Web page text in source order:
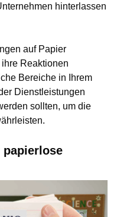
hinterlassen
auf Papier
Reaktionen
Bereiche in Ihrem
Dienstleistungen
sollten, um die
papierlose